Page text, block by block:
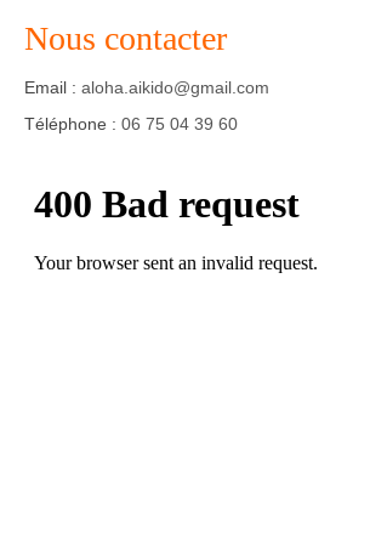
Agenda – Inscription
Inscription en ligne
Photos-Presse
Nous contacter
Email : aloha.aikido@gmail.com
Téléphone : 06 75 04 39 60